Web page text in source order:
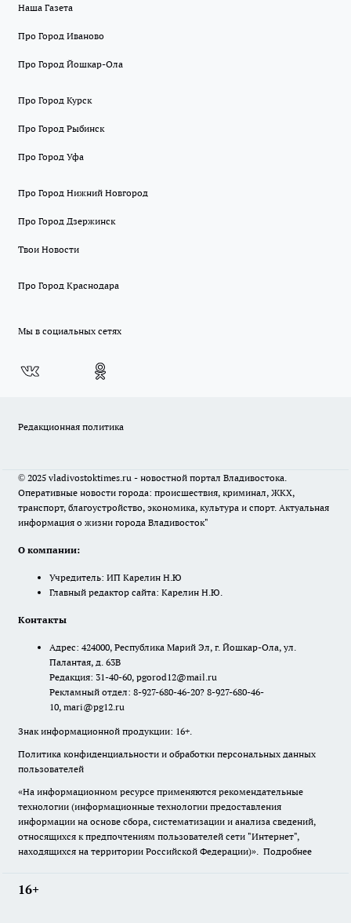
Наша Газета
Про Город Иваново
Про Город Йошкар-Ола
Про Город Курск
Про Город Рыбинск
Про Город Уфа
Про Город Нижний Новгород
Про Город Дзержинск
Твои Новости
Про Город Краснодара
Мы в социальных сетях
Редакционная политика
© 2025 vladivostoktimes.ru - новостной портал Владивостока.
Оперативные новости города: происшествия, криминал, ЖКХ,
транспорт, благоустройство, экономика, культура и спорт. Актуальная
информация о жизни города Владивосток"
О компании:
Учредитель: ИП Карелин Н.Ю
Главный редактор сайта: Карелин Н.Ю.
Контакты
Адрес: 424000, Республика Марий Эл, г. Йошкар-Ола, ул.
Палантая, д. 63В
Редакция: 31-40-60, pgorod12@mail.ru
Рекламный отдел: 8-927-680-46-20? 8-927-680-46-
10, mari@pg12.ru
Знак информационной продукции: 16+.
Политика конфиденциальности и обработки персональных данных
пользователей
«На информационном ресурсе применяются рекомендательные
технологии (информационные технологии предоставления
информации на основе сбора, систематизации и анализа сведений,
относящихся к предпочтениям пользователей сети "Интернет",
находящихся на территории Российской Федерации)». Подробнее
16+